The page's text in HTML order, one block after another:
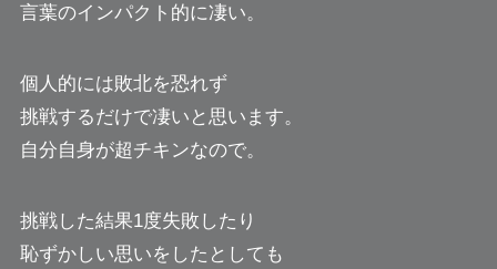
言葉のインパクト的に凄い。
個人的には敗北を恐れず
挑戦するだけで凄いと思います。
自分自身が超チキンなので。
挑戦した結果1度失敗したり
恥ずかしい思いをしたとしても